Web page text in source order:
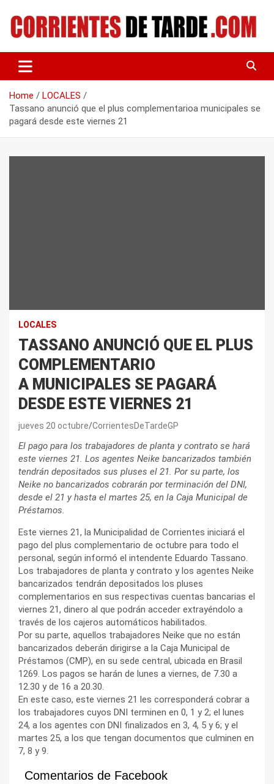
content
CORRIENTES DE TARDE
Home
LOCALES
Tassano anunció que el plus complementarioa municipales se
pagará desde este viernes 21
LOCALES
TASSANO ANUNCIÓ QUE EL PLUS
COMPLEMENTARIO
A MUNICIPALES SE PAGARÁ
DESDE ESTE VIERNES 21
jueves 20 octubre CorrientesDeTardeGP
El pago para los trabajadores de planta y contrato se hará
este viernes 21. Los agentes Neike bancarizados también
tendrán depositados sus pluses el 21. Por su parte, los
Neike no bancarizados cobrarán por terminación del DNI,
desde el 21 y hasta el martes 25, en la Caja Municipal de
Préstamos.
Este viernes 21, la Municipalidad de Corrientes iniciará el
pago del plus complementario de octubre para todo el
personal, según informó el intendente Eduardo Tassano.
Los trabajadores de planta y contrato y los agentes Neike
bancarizados tendrán depositados los pluses
complementarios en sus respectivas cuentas bancarias el
viernes 21, dinero al que podrán acceder extrayéndolo a
través de los cajeros automáticos habilitados.
Por su parte, aquellos trabajadores Neike que no están
bancarizados deberán dirigirse a la Caja Municipal de
Préstamos (CMP), en su sede central, ubicada en Brasil
1269. Los pagos se harán de lunes a viernes, de 7.30 a
12.30 y de 16 a 20.30.
En este caso, este viernes 21 les corresponderá cobrar a
los trabajadores cuyos DNI terminen en 0, 1 y 2; el lunes
24, a los agentes con DNI finalizados en 3, 4, 5 y 6; y el
martes 25, a los que tengan documentos que culminen en
7, 8 y 9.
Comentarios de Facebook